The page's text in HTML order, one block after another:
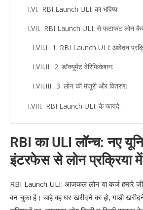
RBI Launch ULI: का भविष्य
RBI Launch ULI: से फटाफट लोन कैसे
1. RBI Launch ULI: आवेदन
2. डॉक्यूमेंट वेरिफिकेशन:
3. लोन की मंजूरी और वितरण:
RBI Launch ULI: के फायदे:
RBI गवर्नर की राय:
सुरक्षा और निजी जानकारी:
Aditya Birla Capital Personal
Table of Contents
RBI Launch ULI: कब लॉन्च होगा?
RBI का ULI लॉन्च: नए
इंटरफेस से लोन प्रक्रिया
RBI Launch ULI: आजकल लोन या कर्ज हमारे
बन चुका है। चाहे वह घर खरीदने का हो, गाड़ी